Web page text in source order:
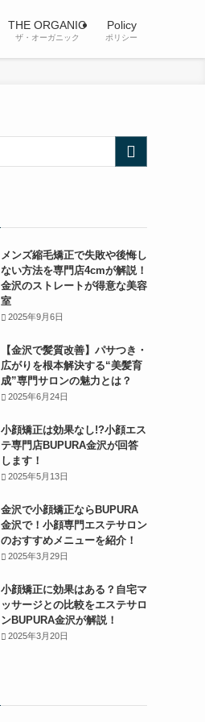
THE ORGANIC
ザ・オーガニック
Policy
ポリシー
メンズ縮毛矯正で失敗や後悔し
ない方法を専門店4cmが解説！
金沢のストレートが得意な美容
室
2025年9月6日
【金沢で髪質改善】パサつき・
広がりを根本解決する“美髪育
成”専門サロンの魅力とは？
2025年6月24日
小顔矯正は効果なし!?小顔エス
テ専門店BUPURA金沢が回答
します！
2025年5月13日
金沢で小顔矯正ならBUPURA
金沢で！小顔専門エステサロン
のおすすめメニューを紹介！
2025年3月29日
小顔矯正に効果はある？自宅マ
ッサージとの比較をエステサロ
ンBUPURA金沢が解説！
2025年3月20日